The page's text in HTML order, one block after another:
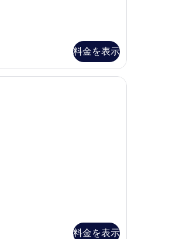
料金を表示
料金を表示